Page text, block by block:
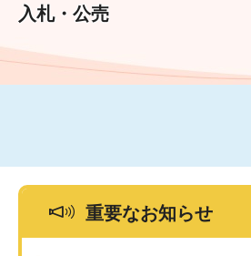
文
入札・公売
重要なお知らせ